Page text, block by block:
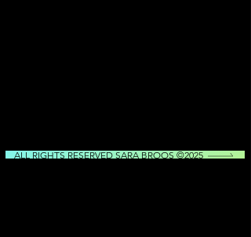
ALL RIGHTS RESERVED SARA BROOS ©2025